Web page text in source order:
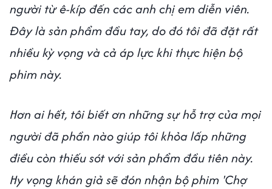
người từ ê-kíp đến các anh chị em diễn viên.
Đây là sản phẩm đầu tay, do đó tôi đã đặt rất
nhiều kỳ vọng và cả áp lực khi thực hiện bộ
phim này.
Hơn ai hết, tôi biết ơn những sự hỗ trợ của mọi
người đã phần nào giúp tôi khỏa lấp những
điều còn thiếu sót với sản phẩm đầu tiên này.
Hy vọng khán giả sẽ đón nhận bộ phim 'Chợ